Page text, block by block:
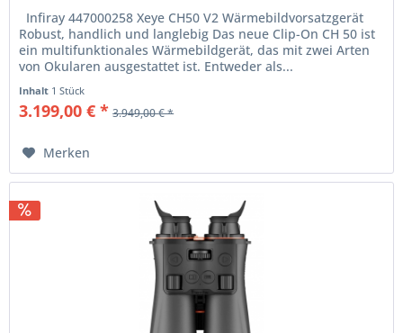
Infiray 447000258 Xeye CH50 V2 Wärmebildvorsatzgerät
Robust, handlich und langlebig Das neue Clip-On CH 50 ist
ein multifunktionales Wärmebildgerät, das mit zwei Arten
von Okularen ausgestattet ist. Entweder als...
Inhalt 1 Stück
3.199,00 € * 3.949,00 € *
Merken